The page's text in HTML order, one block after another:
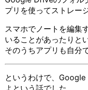
プリを使ってストレー
スマホでノートを編集
いることがあったりと
そのうちアプリも自分
というわけで、
よという話でした。